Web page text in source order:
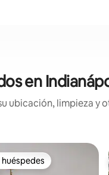
en
ubicación, limpieza y
preferido